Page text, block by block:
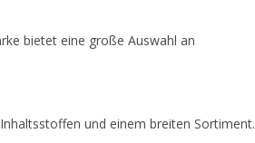
bietet eine große Auswahl an
und einem breiten Sortiment.